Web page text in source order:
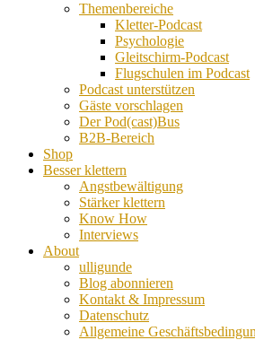
Themenbereiche
Kletter-Podcast
Psychologie
Gleitschirm-Podcast
Flugschulen im Podcast
Podcast unterstützen
Gäste vorschlagen
Der Pod(cast)Bus
B2B-Bereich
Shop
Besser klettern
Angstbewältigung
Stärker klettern
Know How
Interviews
About
ulligunde
Blog abonnieren
Kontakt & Impressum
Datenschutz
Allgemeine